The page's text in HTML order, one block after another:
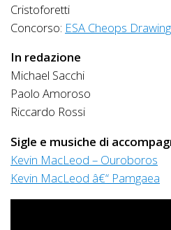
Cristoforetti
Concorso: ESA Cheops
In redazione
Michael Sacchi
Paolo Amoroso
Riccardo Rossi
Sigle e musiche di
Kevin MacLeod – Ouroboros
Kevin MacLeod â€“ Pamgaea